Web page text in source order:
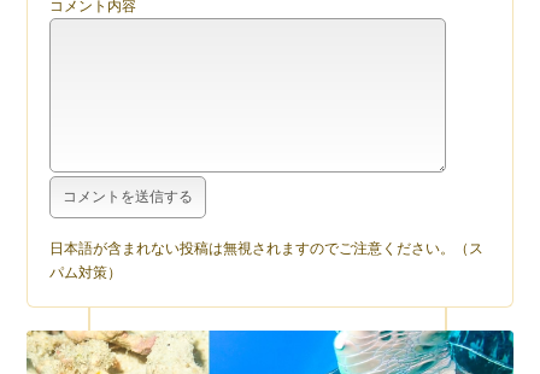
コメント内容
日本語が含まれない投稿は無視されますのでご注意ください。（ス
パム対策）